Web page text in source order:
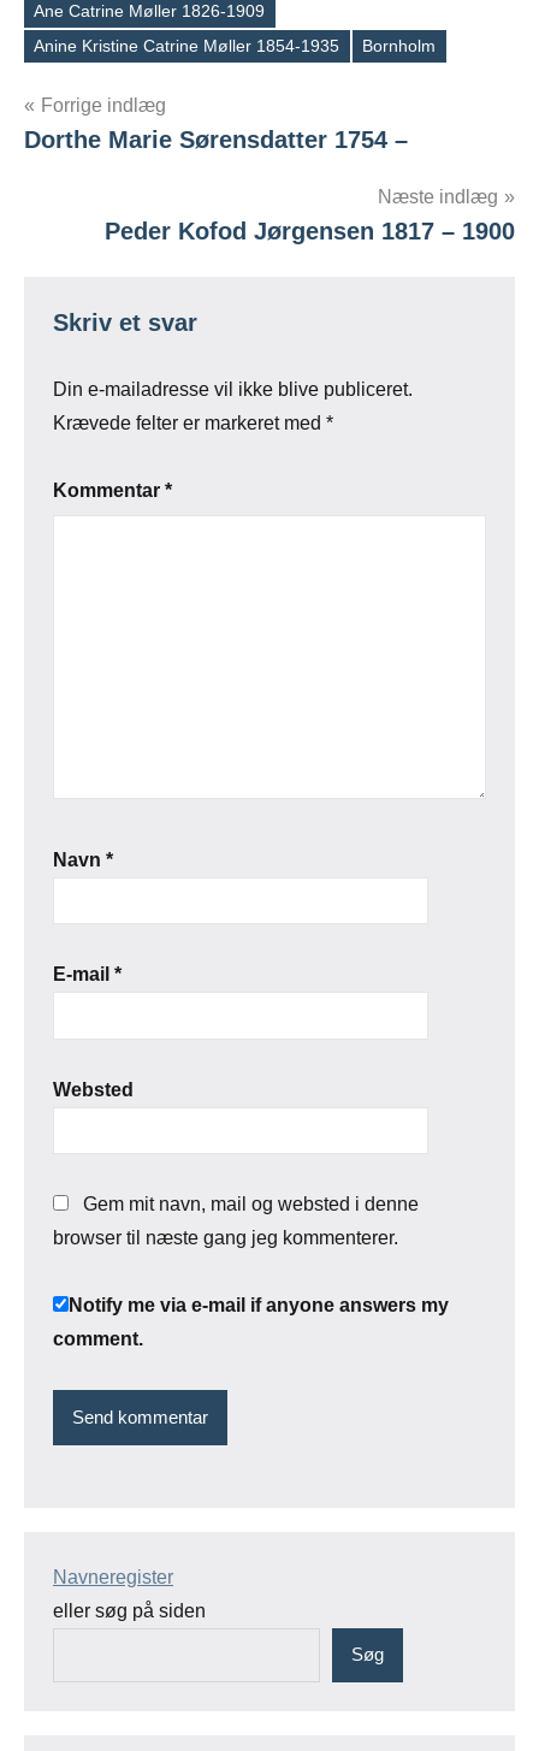
Tags
Ane Catrine Møller 1826-1909
Anine Kristine Catrine Møller 1854-1935
Bornholm
Indlægsnavigation
Forrige indlæg
Dorthe Marie Sørensdatter 1754 –
Næste indlæg
Peder Kofod Jørgensen 1817 – 1900
Skriv et svar
Din e-mailadresse vil ikke blive publiceret.
Krævede felter er markeret med *
Kommentar *
Navn *
E-mail *
Websted
Gem mit navn, mail og websted i denne
browser til næste gang jeg kommenterer.
Notify me via e-mail if anyone answers my
comment.
Navneregister
eller søg på siden
Søg